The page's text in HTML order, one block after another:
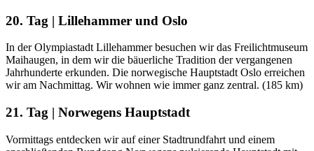
20. Tag | Lillehammer und Oslo
In der Olympiastadt Lillehammer besuchen wir das Freilichtmuseum
Maihaugen, in dem wir die bäuerliche Tradition der vergangenen
Jahrhunderte erkunden. Die norwegische Hauptstadt Oslo erreichen
wir am Nachmittag. Wir wohnen wie immer ganz zentral. (185 km)
21. Tag | Norwegens Hauptstadt
Vormittags entdecken wir auf einer Stadtrundfahrt und einem